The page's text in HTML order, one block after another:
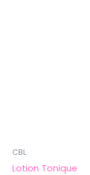
CBL
Lotion Tonique